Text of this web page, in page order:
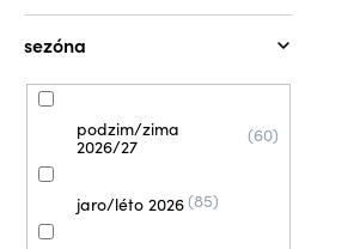
sezóna
podzim/zima
2026/27
60
jaro/léto 2026 85